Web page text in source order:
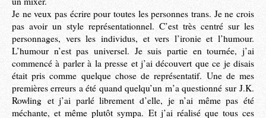
Je ne veux pas écrire pour toutes les personnes trans. Je ne crois
pas avoir un style représentationnel. C’est très centré sur les
personnages, vers les individus, et vers l’ironie et l’humour.
L’humour n’est pas universel. Je suis partie en tournée, j’ai
commencé à parler à la presse et j’ai découvert que ce je disais
était pris comme quelque chose de représentatif. Une de mes
premières erreurs a été quand quelqu’un m’a questionné sur J.K.
Rowling et j’ai parlé librement d’elle, je n’ai même pas été
méchante, et même plutôt sympa. Et j’ai réalisé que tous ces